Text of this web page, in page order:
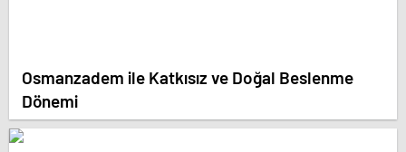
Osmanzadem ile Katkısız ve Doğal Beslenme
Dönemi